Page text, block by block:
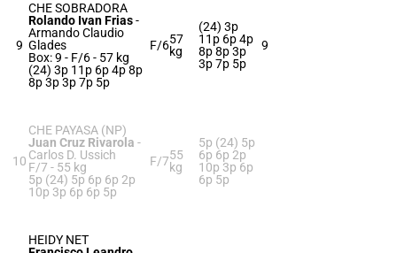
9
CHE SOBRADORA
Rolando Ivan Frias-
Armando Claudio
Glades
Box: 9 - F/6 - 57 kg
(24) 3p 11p 6p 4p 8p
8p 3p 3p 7p 5p
F/657
kg
(24) 3p
11p 6p 4p
8p 8p 3p
3p 7p 5p
9
10
CHE PAYASA (NP)
Juan Cruz Rivarola -
Carlos D. Ussich
F/7 - 55 kg
5p (24) 5p 6p 6p 2p
10p 3p 6p 6p 5p
F/755
kg
5p (24) 5p
6p 6p 2p
10p 3p 6p
6p 5p
HEIDY NET